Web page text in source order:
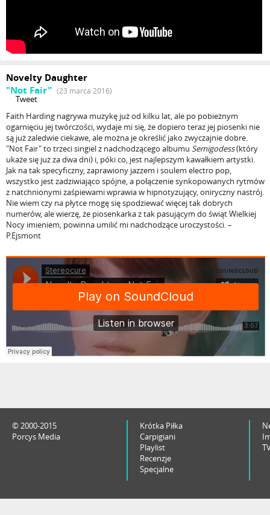
Novelty Daughter
"Not Fair" (23 marca 2016)
Tweet
Faith Harding nagrywa muzykę już od kilku lat, ale po pobieżnym
ogarnięciu jej twórczości, wydaje mi się, że dopiero teraz jej piosenki nie
są już zaledwie ciekawe, ale można je określić jako zwyczajnie dobre.
"Not Fair" to trzeci singiel z nadchodzącego albumu Semigodess(który
ukaże się już za dwa dni) i, póki co, jest najlepszym kawałkiem artystki.
Jak na tak specyficzny, zaprawiony jazzem i soulem electro pop,
wszystko jest zadziwiająco spójne, a połączenie synkopowanych rytmów
z natchnionymi zaśpiewami wprawia w hipnotyzujący, oniryczny nastrój.
Nie wiem czy na płytce mogę się spodziewać więcej tak dobrych
numerów, ale wierzę, że piosenkarka z tak pasującym do świąt Wielkiej
Nocy imieniem, powinna umilić mi nadchodzące uroczystości. –
P.Ejsmont
© 2000-2015
Porcys Media
Krótka Piłka
Carpigiani
Playlist
Recenzje
Specjalne